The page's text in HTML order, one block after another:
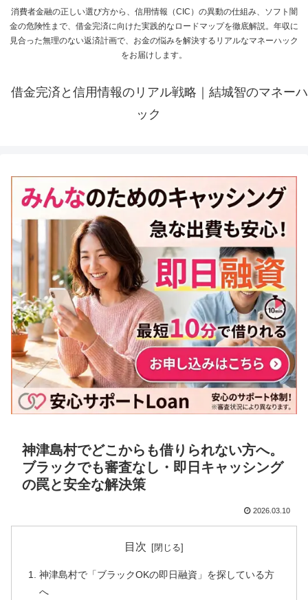
消費者金融の正しい選び方から、信用情報（CIC）の異動の仕組み、ソフト闇
金の危険性まで、借金完済に向けた実践的なロードマップを徹底解説。年収に
見合った無理のない返済計画で、お金の悩みを解決するリアルなマネーハック
をお届けします。
借金完済と信用情報のリアル戦略｜結城智のマネーハ
ック
神津島村でどこからも借りられない方へ。
ブラックでも審査なし・即日キャッシング
の罠と安全な解決策
2026.03.10
目次
神津島村で「ブラックOKの即日融資」を探している方
へ